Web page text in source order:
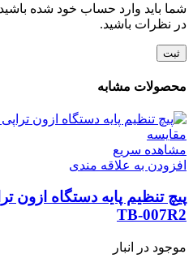
شما باید وارد حساب خود شده باشید
در نظرات باشید.
محصولات مشابه
مقایسه
مشاهده سریع
افزودن به علاقه مندی
پیچ تنظیم پایه دستگاه ازون
TB-007R2
موجود در انبار